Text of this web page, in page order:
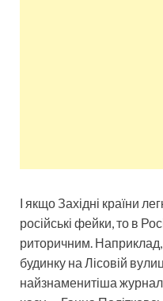
І якщо Західні країни
російські фейки, то в
риторичним. Наприклад,
будинку на Лісовій
найзнаменитіша